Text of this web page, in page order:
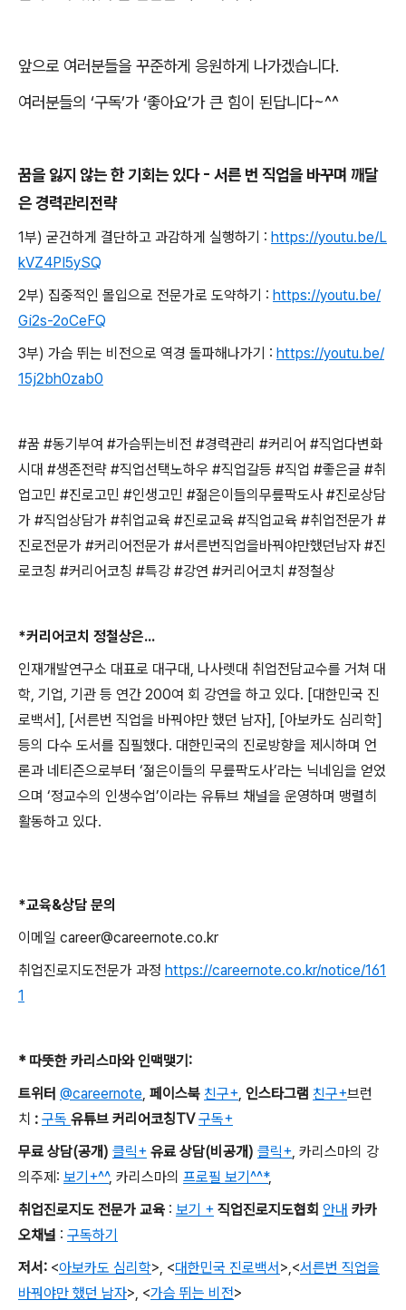
앞으로 여러분들을 꾸준하게 응원하게 나가겠습니다.
여러분들의 ‘구독’가‘좋아요’가 큰 힘이 된답니다~^^
꿈을 잃지 않는 한 기회는 있다- 서른 번 직업을 바꾸며 깨달
은 경력관리전략
1부) 굳건하게 결단하고 과감하게 실행하기 : https://youtu.be/L
kVZ4PI5ySQ
2부) 집중적인 몰입으로 전문가로 도약하기 : https://youtu.be/
Gi2s-2oCeFQ
3부) 가슴 뛰는 비전으로 역경 돌파해나가기 : https://youtu.be/
15j2bh0zab0
#꿈 #동기부여 #가슴뛰는비전 #경력관리 #커리어 #직업다변화
시대 #생존전략 #직업선택노하우 #직업갈등 #직업 #좋은글 #취
업고민 #진로고민 #인생고민 #젊은이들의무릎팍도사 #진로상담
가 #직업상담가 #취업교육 #진로교육 #직업교육 #취업전문가 #
진로전문가 #커리어전문가 #서른번직업을바꿔야만했던남자 #진
로코칭 #커리어코칭 #특강 #강연 #커리어코치 #정철상
*커리어코치 정철상은...
인재개발연구소 대표로 대구대 나사렛대 취업전담교수를 거쳐 대
학 기업 기관 등 연간 200여 회 강연을 하고 있다. [대한민국 진
로백서], [서른번 직업을 바꿔야만 했던 남자], [아보카도 심리학]
등의 다수 도서를 집필했다. 대한민국의 진로방향을 제시하며 언
론과 네티즌으로부터 ‘젊은이들의 무릎팍도사’라는 닉네임을 얻었
으며 ‘정교수의 인생수업’이라는 유튜브 채널을 운영하며 맹렬히
활동하고 있다.
*교육&상담 문의
이메일 career@careernote.co.kr
취업진로지도전문가 과정 https://careernote.co.kr/notice/161
1
* 따뜻한 카리스마와 인맥맺기 :
트위터 @careernote 페이스북 친구+ 인스타그램 친구+브런
치 : 구독 유튜브 커리어코칭TV 구독+
무료 상담(공개) 클릭+ 유료 상담(비공개) 클릭+ 카리스마의 강
의주제 : 보기+^^, 카리스마의 프로필 보기^^*,
취업진로지도 전문가 교육 : 보기 + 직업진로지도협회 안내 카카
오채널 : 구독하기
저서 : <아보카도 심리학>, <대한민국 진로백서> <서른번 직업을
바꿔야만 했던 남자>, <가슴 뛰는 비전>